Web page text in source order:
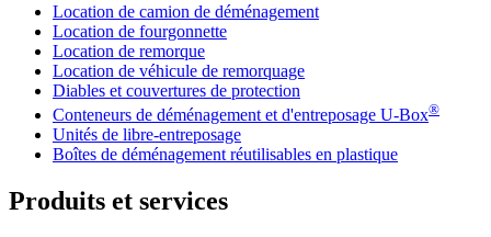
Location de camion de déménagement
Location de fourgonnette
Location de remorque
Location de véhicule de remorquage
Diables et couvertures de protection
Conteneurs de déménagement et d'entreposage U-Box®
Unités de libre-entreposage
Boîtes de déménagement réutilisables en plastique
Produits et services